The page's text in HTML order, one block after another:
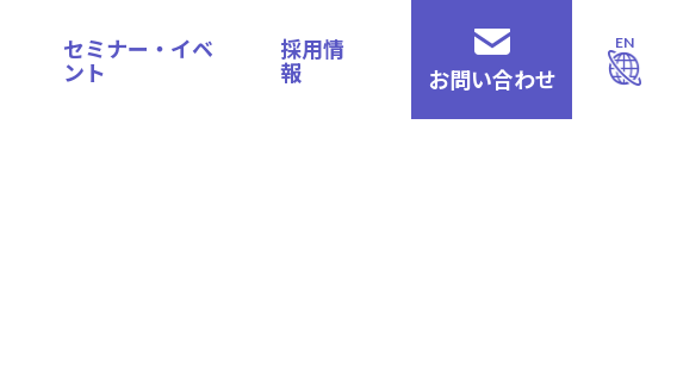
セミナー・イベ
ント
採用情
報 お問い合わせ
EN